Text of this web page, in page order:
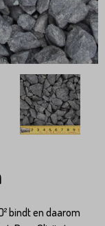
bindt en daarom